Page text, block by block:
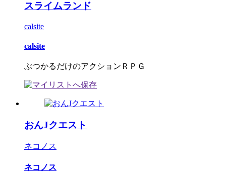
スライムランド
calsite
calsite
ぶつかるだけのアクションＲＰＧ
おんJクエスト
ネコノス
ネコノス